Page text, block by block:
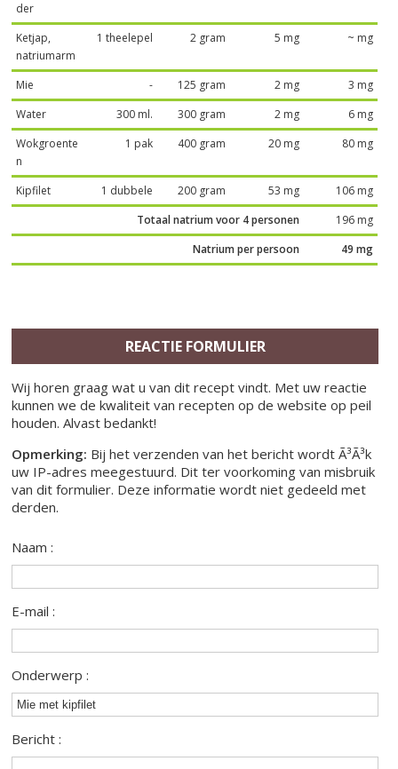
der
Ketjap,
natriumarm
1 theelepel 2 gram 5 mg ~ mg
Mie - 125 gram 2 mg
3 mg
Water
300 ml. 300 gram 2 mg
6 mg
Wokgroente
n
1 pak 400 gram 20 mg 80 mg
Kipfilet 1 dubbele 200 gram 53 mg
106 mg
Totaal natrium voor 4 personen
196 mg
Natrium per persoon
49 mg
REACTIE FORMULIER
Wij horen graag wat u van dit recept vindt. Met uw reactie
kunnen we de kwaliteit van recepten op de website op peil
houden. Alvast bedankt!
Opmerking: Bij het verzenden van het bericht wordt Ã³Ã³k
uw IP-adres meegestuurd. Dit ter voorkoming van misbruik
van dit formulier. Deze informatie wordt niet gedeeld met
derden.
Naam :
E-mail :
Onderwerp :
Bericht :